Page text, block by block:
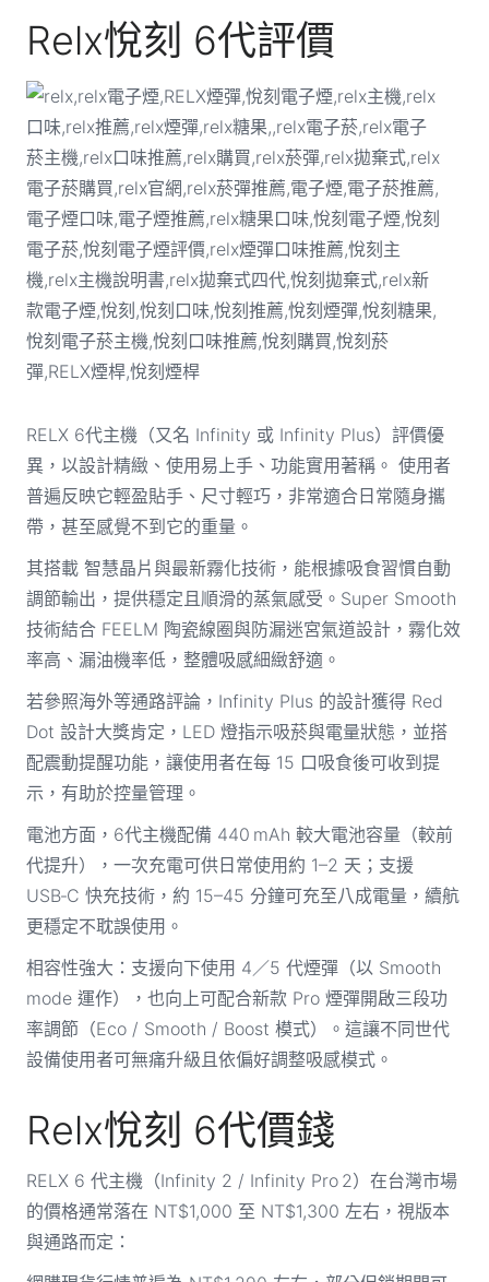
Relx悅刻 6代評價
RELX 6代主機（又名 Infinity 或 Infinity Plus）評價優
異，以設計精緻、使用易上手、功能實用著稱。 使用者
普遍反映它輕盈貼手、尺寸輕巧，非常適合日常隨身攜
帶，甚至感覺不到它的重量。
其搭載 智慧晶片與最新霧化技術，能根據吸食習慣自動
調節輸出，提供穩定且順滑的蒸氣感受。Super Smooth
技術結合 FEELM 陶瓷線圈與防漏迷宮氣道設計，霧化效
率高、漏油機率低，整體吸感細緻舒適。
若參照海外等通路評論，Infinity Plus 的設計獲得 Red
Dot 設計大獎肯定，LED 燈指示吸菸與電量狀態，並搭
配震動提醒功能，讓使用者在每 15 口吸食後可收到提
示，有助於控量管理。
電池方面，6代主機配備 440 mAh 較大電池容量（較前
代提升），一次充電可供日常使用約 1–2 天；支援
USB‑C 快充技術，約 15–45 分鐘可充至八成電量，續航
更穩定不耽誤使用。
相容性強大：支援向下使用 4／5 代煙彈（以 Smooth
mode 運作），也向上可配合新款 Pro 煙彈開啟三段功
率調節（Eco / Smooth / Boost 模式）。這讓不同世代
設備使用者可無痛升級且依偏好調整吸感模式。
Relx悅刻 6代價錢
RELX 6 代主機（Infinity 2 / Infinity Pro 2）在台灣市場
的價格通常落在 NT$1,000 至 NT$1,300 左右，視版本
與通路而定：